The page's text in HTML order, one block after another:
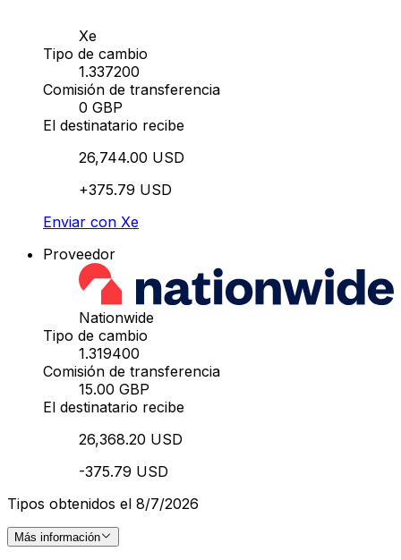
Xe
Tipo de cambio
1.337200
Comisión de transferencia
0 GBP
El destinatario recibe
26,744.00 USD
+375.79 USD
Enviar con Xe
Proveedor
Nationwide
Tipo de cambio
1.319400
Comisión de transferencia
15.00 GBP
El destinatario recibe
26,368.20 USD
-375.79 USD
Tipos obtenidos el 8/7/2026
Más información